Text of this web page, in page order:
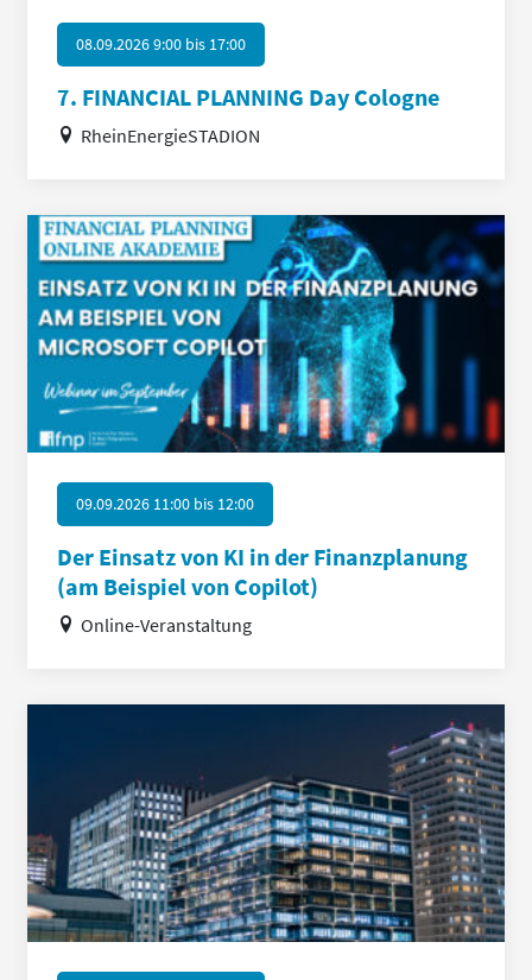
08.09.2026 9:00 bis 17:00
7. FINANCIAL PLANNING Day Cologne
RheinEnergieSTADION
09.09.2026 11:00 bis 12:00
Der Einsatz von KI in der Finanzplanung
(am Beispiel von Copilot)
Online-Veranstaltung